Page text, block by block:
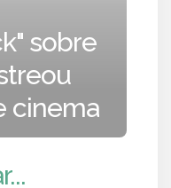
sobre
cinema